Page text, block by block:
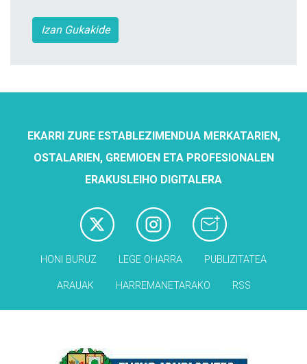
Izan Gukakide
EKARRI ZURE ESTABLEZIMENDUA MERKATARIEN,
OSTALARIEN, GREMIOEN ETA PROFESIONALEN
ERAKUSLEIHO DIGITALERA
HONI BURUZ LEGE OHARRA PUBLIZITATEA
ARAUAK HARREMANETARAKO RSS